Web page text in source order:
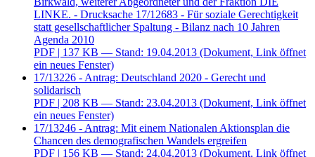
LINKE. - Drucksache 17/12683 - Für soziale Gerechtigkeit
statt gesellschaftlicher Spaltung - Bilanz nach 10 Jahren
Agenda 2010
PDF | 137 KB — Stand: 19.04.2013 (Dokument, Link öffnet
ein neues Fenster)
17/13226 - Antrag: Deutschland 2020 - Gerecht und
solidarisch
PDF | 208 KB — Stand: 23.04.2013 (Dokument, Link öffnet
ein neues Fenster)
17/13246 - Antrag: Mit einem Nationalen Aktionsplan die
Chancen des demografischen Wandels ergreifen
PDF | 156 KB — Stand: 24.04.2013 (Dokument, Link öffnet